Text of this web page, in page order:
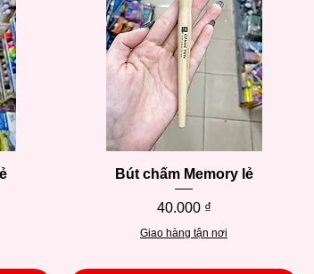
Xem nhanh
Bút chấm Memory lẻ
Giá
40.000 ₫
Giao hàng tận nơi